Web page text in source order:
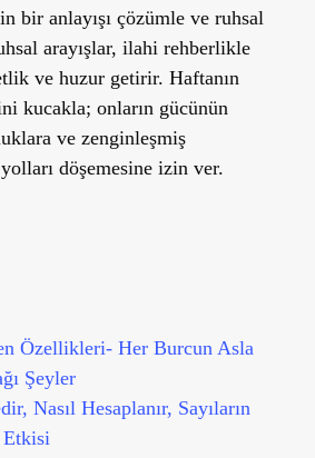
bir anlayışı çözümle ve ruhsal
arayışlar, ilahi rehberlikle
ve huzur getirir. Haftanın
kucakla; onların gücünün
ve zenginleşmiş
döşemesine izin ver.
Özellikleri- Her Burcun Asla
Şeyler
Nasıl Hesaplanır, Sayıların
Etkisi